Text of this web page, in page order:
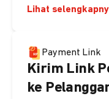
Lihat
Payment Link
Kirim Link
ke